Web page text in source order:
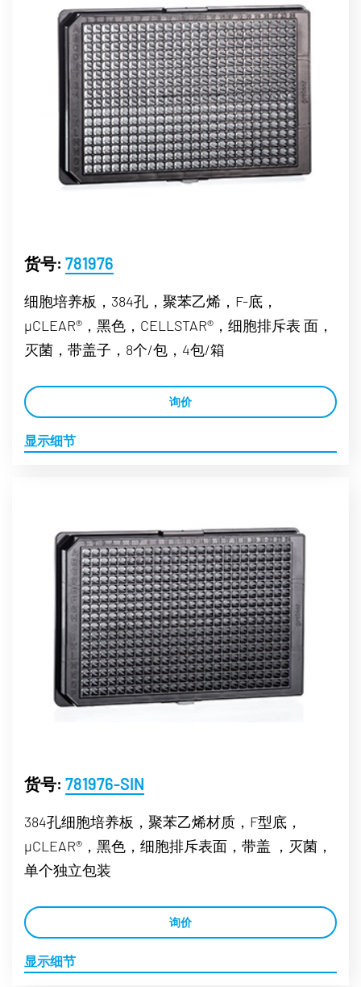
货号: 781976
细胞培养板，384孔，聚苯乙烯，F-底，
µCLEAR®，黑色，CELLSTAR®，细胞排斥表 面，
灭菌，带盖子，8个/包，4包/箱
询价
显示细节
货号: 781976-SIN
384孔细胞培养板，聚苯乙烯材质，F型底，
µCLEAR®，黑色，细胞排斥表面，带盖 ，灭菌，
单个独立包装
询价
显示细节